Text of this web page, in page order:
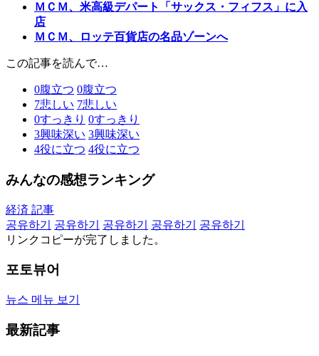
ＭＣＭ、米高級デパート「サックス・フィフス」に入
店
ＭＣＭ、ロッテ百貨店の名品ゾーンへ
この記事を読んで…
0腹立つ 0腹立つ
7悲しい 7悲しい
0すっきり 0すっきり
3興味深い 3興味深い
4役に立つ 4役に立つ
みんなの感想ランキング
経済 記事
공유하기
공유하기 공유하기 공유하기
공유하기
リンクコピーが完了しました。
포토뷰어
뉴스 메뉴 보기
最新記事